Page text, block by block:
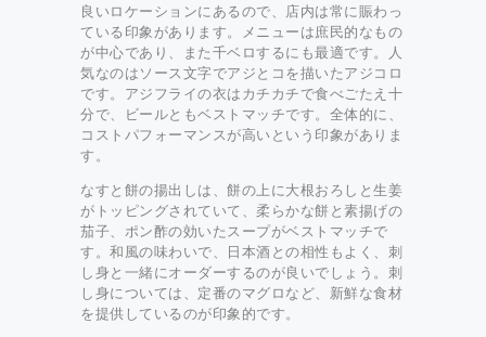
良いロケーションにあるので、店内は常に賑わっ
ている印象があります。メニューは庶民的なもの
が中心であり、また千ベロするにも最適です。人
気なのはソース文字でアジとコを描いたアジコロ
です。アジフライの衣はカチカチで食べごたえ十
分で、ビールともベストマッチです。全体的に、
コストパフォーマンスが高いという印象がありま
す。
なすと餅の揚出しは、餅の上に大根おろしと生姜
がトッピングされていて、柔らかな餅と素揚げの
茄子、ポン酢の効いたスープがベストマッチで
す。和風の味わいで、日本酒との相性もよく、刺
し身と一緒にオーダーするのが良いでしょう。刺
し身については、定番のマグロなど、新鮮な食材
を提供しているのが印象的です。